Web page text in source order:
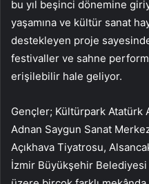
bu yıl beşinci dönemine
yaşamına ve kültür sanat
destekleyen proje
festivaller ve sahne
erişilebilir hale geliyor.
Gençler; Kültürpark Atatürk
Adnan Saygun Sanat
Açıkhava Tiyatrosu,
İzmir Büyükşehir